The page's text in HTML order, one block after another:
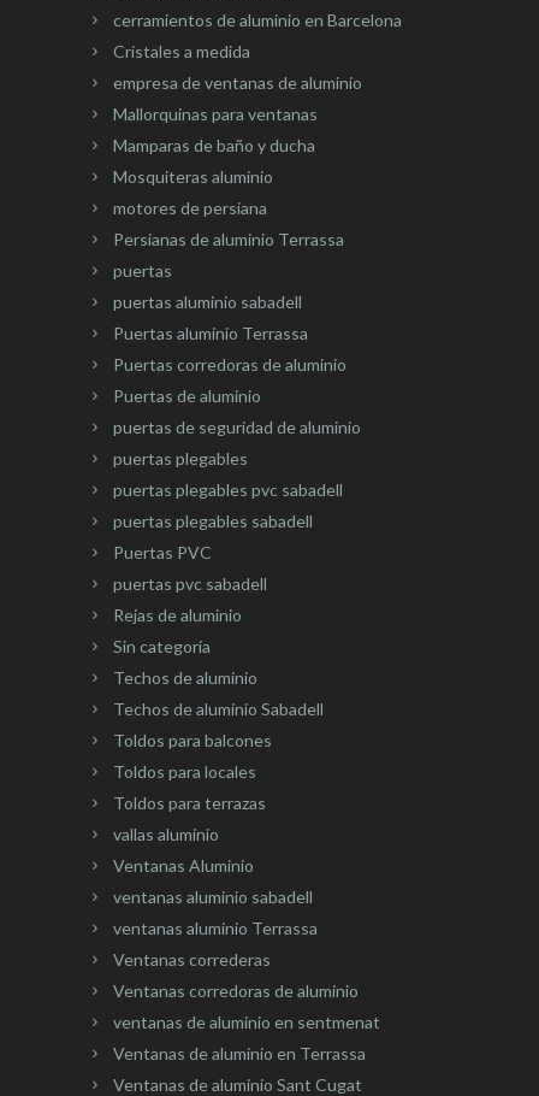
cerramientos de aluminio en Barcelona
Cristales a medida
empresa de ventanas de aluminio
Mallorquinas para ventanas
Mamparas de baño y ducha
Mosquiteras aluminio
motores de persiana
Persianas de aluminio Terrassa
puertas
puertas aluminio sabadell
Puertas aluminio Terrassa
Puertas corredoras de aluminio
Puertas de aluminio
puertas de seguridad de aluminio
puertas plegables
puertas plegables pvc sabadell
puertas plegables sabadell
Puertas PVC
puertas pvc sabadell
Rejas de aluminio
Sin categoría
Techos de aluminio
Techos de aluminio Sabadell
Toldos para balcones
Toldos para locales
Toldos para terrazas
vallas aluminio
Ventanas Aluminio
ventanas aluminio sabadell
ventanas aluminio Terrassa
Ventanas correderas
Ventanas corredoras de aluminio
ventanas de aluminio en sentmenat
Ventanas de aluminio en Terrassa
Ventanas de aluminio Sant Cugat